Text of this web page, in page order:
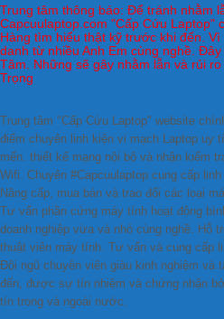
Trung tâm thông báo: Để tránh nhằm
Capcuulaptop.com "Cấp Cứu Laptop"
Hàng tìm hiểu thật kỹ trước khi đến.
danh từ nhiều Anh Em cùng nghề.
Tâm. Những sẽ gây nhằm lẫn và rủi
Trọng
Trung tâm "Cấp Cứu Laptop" website
điểm chuyên linh kiện vi mạch Laptop uy
mến. thiết kế mạng nội bộ và nhận kiểm
Wifi. Chuyên #Capcuulaptop cung cấp
Nâng cấp, mua bán và trao đổi các loại
Tư vấn phần cứng máy tính hoạt động
doanh nghiệp vừa và nhỏ cùng nghề. Hỗ
thuật viên máy tính. Tư vấn và cung cấp
Đội ngũ chuyên viên giàu kinh nghiệm và
đến, được sự tín nhiệm và chứng nhận
tín trong và ngoài nước.